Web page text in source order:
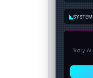
Trợ lý